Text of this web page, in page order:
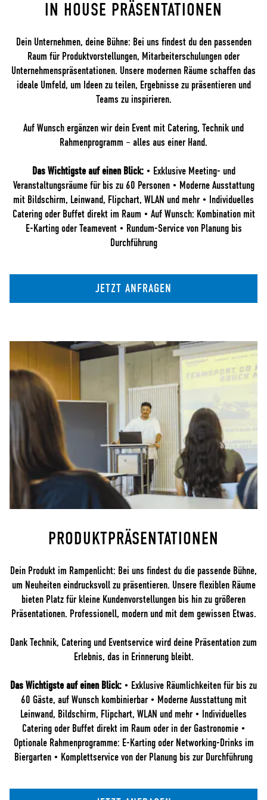
IN HOUSE PRÄSENTATIONEN
Dein Unternehmen, deine Bühne: Bei uns findest du den passenden
Raum für Produktvorstellungen, Mitarbeiterschulungen oder
Unternehmenspräsentationen. Unsere modernen Räume schaffen das
ideale Umfeld, um Ideen zu teilen, Ergebnisse zu präsentieren und
Teams zu inspirieren.
Auf Wunsch ergänzen wir dein Event mit Catering, Technik und
Rahmenprogramm – alles aus einer Hand.
Das Wichtigste auf einen Blick:• Exklusive Meeting- und
Veranstaltungsräume für bis zu 60 Personen • Moderne Ausstattung
mit Bildschirm, Leinwand, Flipchart, WLAN und mehr • Individuelles
Catering oder Buffet direkt im Raum • Auf Wunsch: Kombination mit
E-Karting oder Teamevent • Rundum-Service von Planung bis
Durchführung
JETZT ANFRAGEN
PRODUKTPRÄSENTATIONEN
Dein Produkt im Rampenlicht: Bei uns findest du die passende Bühne,
um Neuheiten eindrucksvoll zu präsentieren. Unsere flexiblen Räume
bieten Platz für kleine Kundenvorstellungen bis hin zu größeren
Präsentationen. Professionell, modern und mit dem gewissen Etwas.
Dank Technik, Catering und Eventservice wird deine Präsentation zum
Erlebnis, das in Erinnerung bleibt.
Das Wichtigste auf einen Blick: • Exklusive Räumlichkeiten für bis zu
60 Gäste, auf Wunsch kombinierbar • Moderne Ausstattung mit
Leinwand, Bildschirm, Flipchart, WLAN und mehr • Individuelles
Catering oder Buffet direkt im Raum oder in der Gastronomie •
Optionale Rahmenprogramme: E-Karting oder Networking-Drinks im
Biergarten • Komplettservice von der Planung bis zur Durchführung